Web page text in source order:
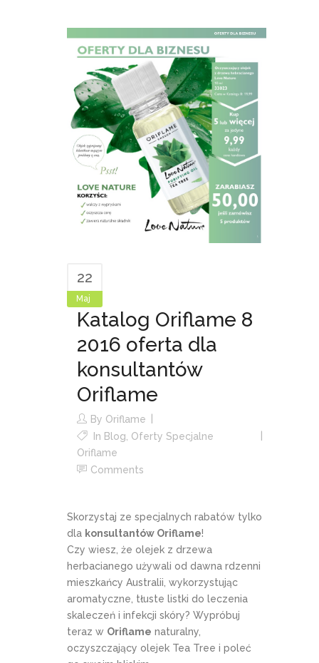
22
Maj
Katalog Oriflame 8
2016 oferta dla
konsultantów
Oriflame
By Oriflame
In Blog Oferty Specjalne
Oriflame
Comments
Skorzystaj ze specjalnych rabatów tylko
dla konsultantów Oriflame!
Czy wiesz, że olejek z drzewa
herbacianego używali od dawna rdzenni
mieszkańcy Australii, wykorzystując
aromatyczne, tłuste listki do leczenia
skaleczeń i infekcji skóry? Wypróbuj
teraz w Oriflame naturalny,
oczyszczający olejek Tea Tree i poleć